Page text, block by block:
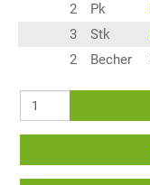
2
Pk
3
Stk
2
Becher